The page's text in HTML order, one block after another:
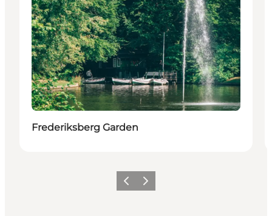
Frederiksberg Garden
Vorige Volgende